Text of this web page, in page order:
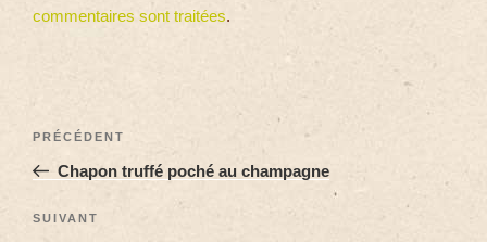
commentaires sont traitées.
PRÉCÉDENT
Chapon truffé poché au champagne
SUIVANT